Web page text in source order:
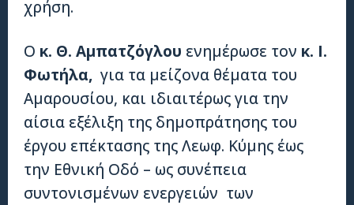
χρήση.
Ο κ. Θ. Αμπατζόγλου ενημέρωσε τον κ. Ι.
Φωτήλα, για τα μείζονα θέματα του
Αμαρουσίου, και ιδιαιτέρως για την
αίσια εξέλιξη της δημοπράτησης του
έργου επέκτασης της Λεωφ. Κύμης έως
την Εθνική Οδό – ως συνέπεια
συντονισμένων ενεργειών των